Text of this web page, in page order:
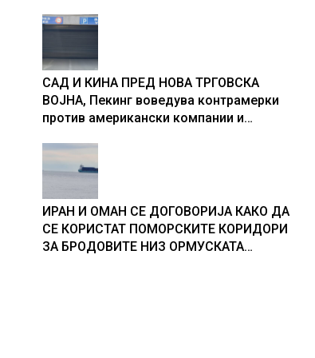
САД И КИНА ПРЕД НОВА ТРГОВСКА
ВОЈНА, Пекинг воведува контрамерки
против американски компании и
ИРАН И ОМАН СЕ ДОГОВОРИЈА КАКО ДА
СЕ КОРИСТАТ ПОМОРСКИТЕ КОРИДОРИ
ЗА БРОДОВИТЕ НИЗ ОРМУСКАТА